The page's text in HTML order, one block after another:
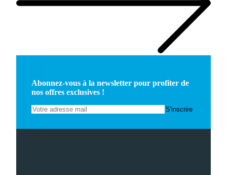
Abonnez-vous à la newsletter pour profiter de
nos offres exclusives !